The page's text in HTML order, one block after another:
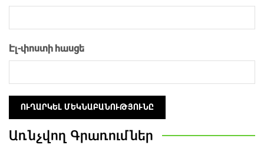
Էլ-փոստի հասցե
Առնչվող Գրառումներ